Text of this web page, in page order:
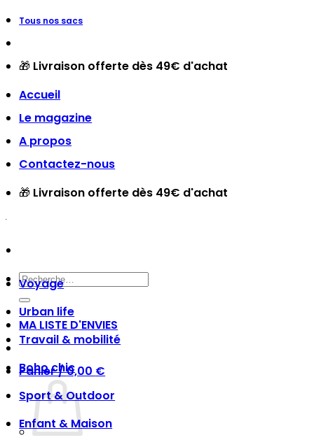
Passer
Tous nos sacs
🎁 Livraison offerte dès 49€ d'achat
Accueil
Le magazine
A propos
Contactez-nous
🎁 Livraison offerte dès 49€ d'achat
Recherche
pour :
MA LISTE D'ENVIES
Panier /0,00 €
Voyage
Urban life
Travail & mobilité
Boho chic
Sport & Outdoor
Enfant & Maison